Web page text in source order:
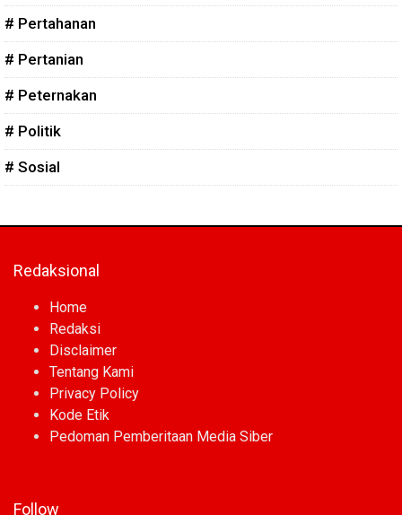
# Pertahanan
# Pertanian
# Peternakan
# Politik
# Sosial
Redaksional
Home
Redaksi
Disclaimer
Tentang Kami
Privacy Policy
Kode Etik
Pedoman Pemberitaan Media Siber
Follow